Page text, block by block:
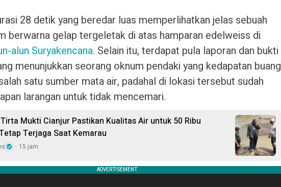
28 detik yang beredar luas memperlihatkan jelas sebuah
berwarna gelap tergeletak di atas hamparan edelweiss di
alun Suryakencana. Selain itu, terdapat pula laporan dan bukti
menunjukkan seorang oknum pendaki yang kedapatan buang
satu sumber mata air, padahal di lokasi tersebut sudah
larangan untuk tidak mencemari.
Mukti Cianjur Pastikan Kualitas Air untuk 50 Ribu
Terjaga Saat Kemarau
15 jam